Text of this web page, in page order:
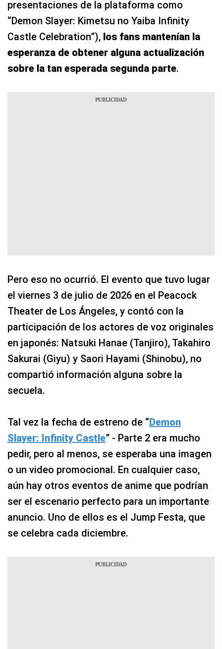
presentaciones de la plataforma como
“Demon Slayer: Kimetsu no Yaiba Infinity
Castle Celebration”), los fans mantenían la
esperanza de obtener alguna actualización
sobre la tan esperada segunda parte.
Pero eso no ocurrió. El evento que tuvo lugar
el viernes 3 de julio de 2026 en el Peacock
Theater de Los Ángeles, y contó con la
participación de los actores de voz originales
en japonés: Natsuki Hanae (Tanjiro), Takahiro
Sakurai (Giyu) y Saori Hayami (Shinobu), no
compartió información alguna sobre la
secuela.
Tal vez la fecha de estreno de “Demon
Slayer: Infinity Castle” - Parte 2 era mucho
pedir, pero al menos, se esperaba una imagen
o un video promocional. En cualquier caso,
aún hay otros eventos de anime que podrían
ser el escenario perfecto para un importante
anuncio. Uno de ellos es el Jump Festa, que
se celebra cada diciembre.